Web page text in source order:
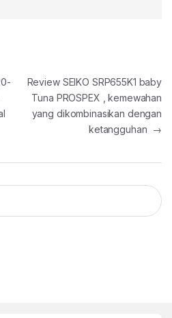
Review SEIKO SRP655K1 baby
Tuna PROSPEX , kemewahan
yang dikombinasikan dengan
ketangguhan →